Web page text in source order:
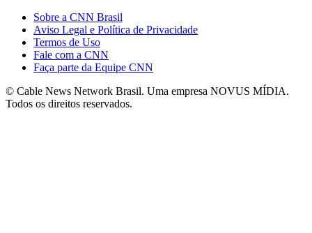
Sobre a CNN Brasil
Aviso Legal e Política de Privacidade
Termos de Uso
Fale com a CNN
Faça parte da Equipe CNN
© Cable News Network Brasil. Uma empresa NOVUS MÍDIA.
Todos os direitos reservados.